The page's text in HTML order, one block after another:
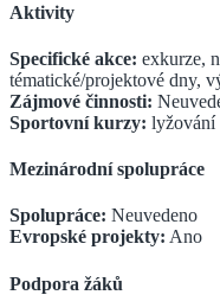
Aktivity
Specifické akce: exkurze,
tématické/projektové dny,
Zájmové činnosti:
Sportovní kurzy: lyžování
Mezinárodní spolupráce
Spolupráce: Neuvedeno
Evropské projekty: Ano
Podpora žáků